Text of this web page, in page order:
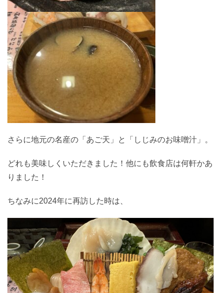
さらに地元の名産の「あご天」と「しじみのお味噌汁」。
どれも美味しくいただきました！他にも飲食店は何軒かあ
りました！
ちなみに2024年に再訪した時は、